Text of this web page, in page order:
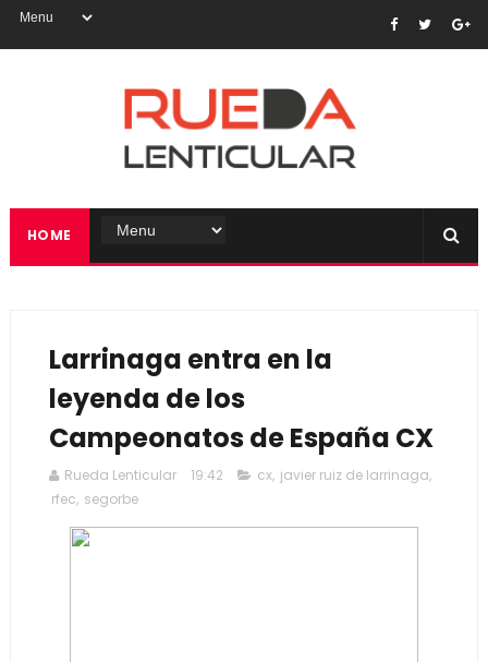
HOME
Larrinaga entra en la
leyenda de los
Campeonatos de España CX
Rueda Lenticular 19:42 cx, javier ruiz de larrinaga,
rfec, segorbe